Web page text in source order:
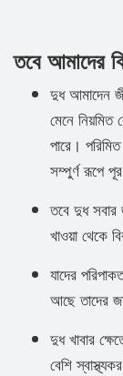
তবে আমাদের
দুধ আমাদেন
মেনে নিয়মিত
পারে।
সম্পুর্ণ রূপে
তবে দুধ
খাওয়া থেকে
যাদের
আছে তাদের
দুধ খাবার
বেশি